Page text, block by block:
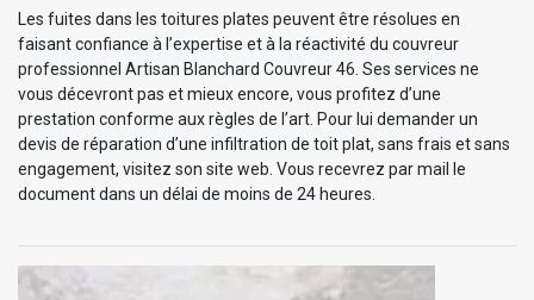
Les fuites dans les toitures plates peuvent être résolues en
faisant confiance à l’expertise et à la réactivité du couvreur
professionnel Artisan Blanchard Couvreur 46. Ses services ne
vous décevront pas et mieux encore, vous profitez d’une
prestation conforme aux règles de l’art. Pour lui demander un
devis de réparation d’une infiltration de toit plat, sans frais et sans
engagement, visitez son site web. Vous recevrez par mail le
document dans un délai de moins de 24 heures.